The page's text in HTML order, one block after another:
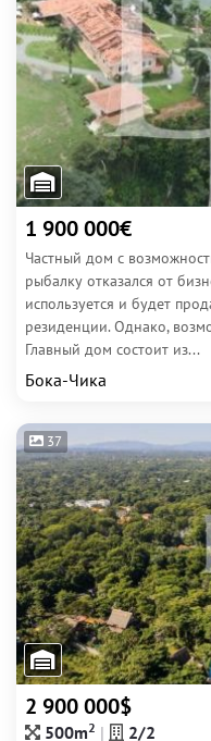
1 900 000€
Частный дом с
рыбалку отказался от
используется и будет
резиденции. Однако,
Главный дом состоит из...
Бока-Чика
37
2 900 000$
500m2
2/2